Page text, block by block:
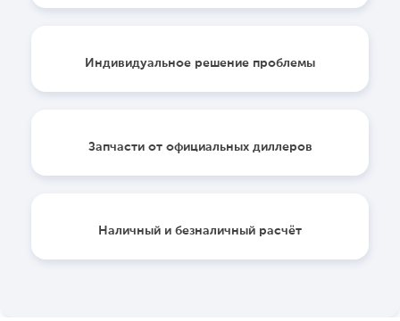
Индивидуальное решение проблемы
Запчасти от официальных диллеров
Наличный и безналичный расчёт